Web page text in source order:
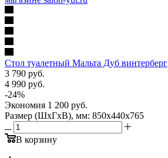
Стол туалетный Мальта Дуб винтерберг
3 790 руб.
4 990 руб.
-24%
Экономия 1 200 руб.
Размер (ШхГхВ), мм: 850х440х765
В корзину